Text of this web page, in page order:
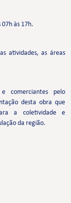
às 17h.
atividades, as áreas
comerciantes pelo
desta obra que
a coletividade e
da região.